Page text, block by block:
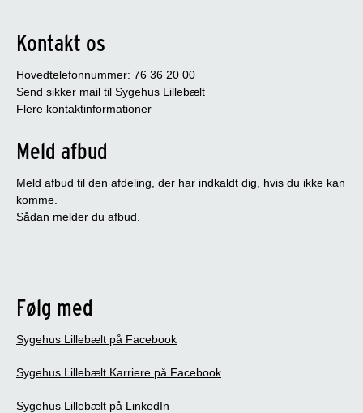
Kontakt os
Hovedtelefonnummer: 76 36 20 00
Send sikker mail til Sygehus Lillebælt
Flere kontaktinformationer
Meld afbud
Meld afbud til den afdeling, der har indkaldt dig, hvis du ikke kan
komme.
Sådan melder du afbud.
Følg med
Sygehus Lillebælt på Facebook
Sygehus Lillebælt Karriere på Facebook
Sygehus Lillebælt på LinkedIn